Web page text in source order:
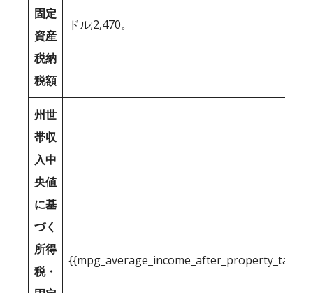
固定
資産
税納
税額
ドル;2,470。
州世
帯収
入中
央値
に基
づく
所得
税・